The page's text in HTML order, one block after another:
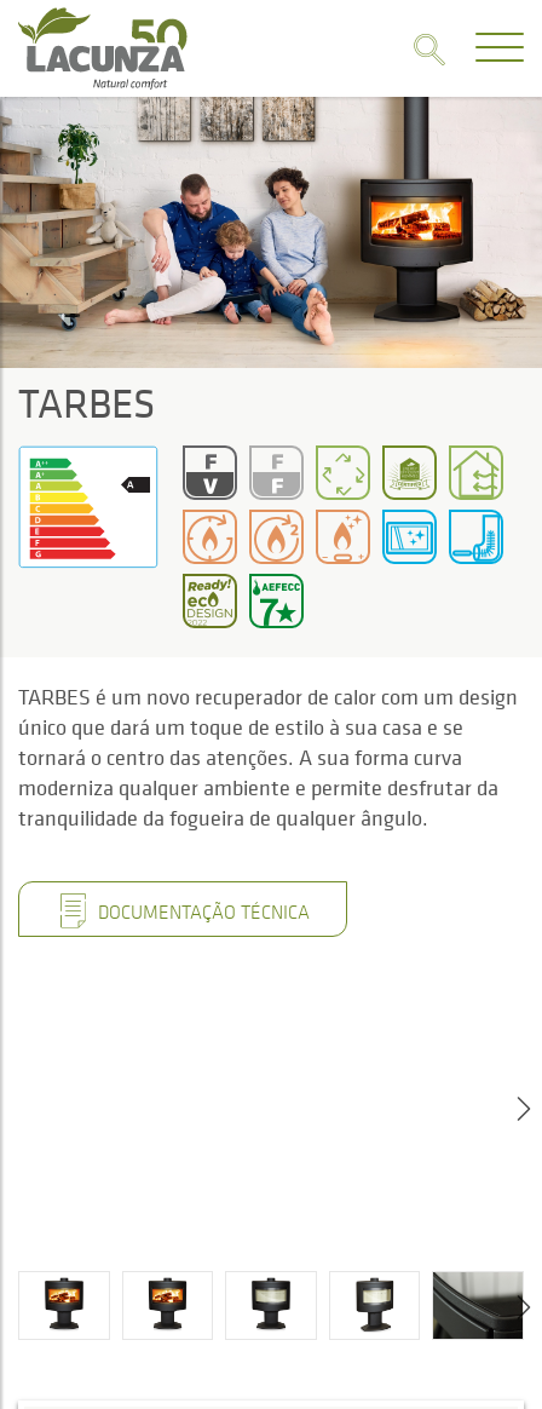
TARBES
TARBES é um novo recuperador de calor com um design
único que dará um toque de estilo à sua casa e se
tornará o centro das atenções. A sua forma curva
moderniza qualquer ambiente e permite desfrutar da
tranquilidade da fogueira de qualquer ângulo.
DOCUMENTAÇÃO TÉCNICA